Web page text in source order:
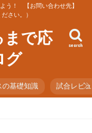
う！ 【お問い合わせ先】
さい。）
まで応
グ
search
の基礎知識 試合レビ